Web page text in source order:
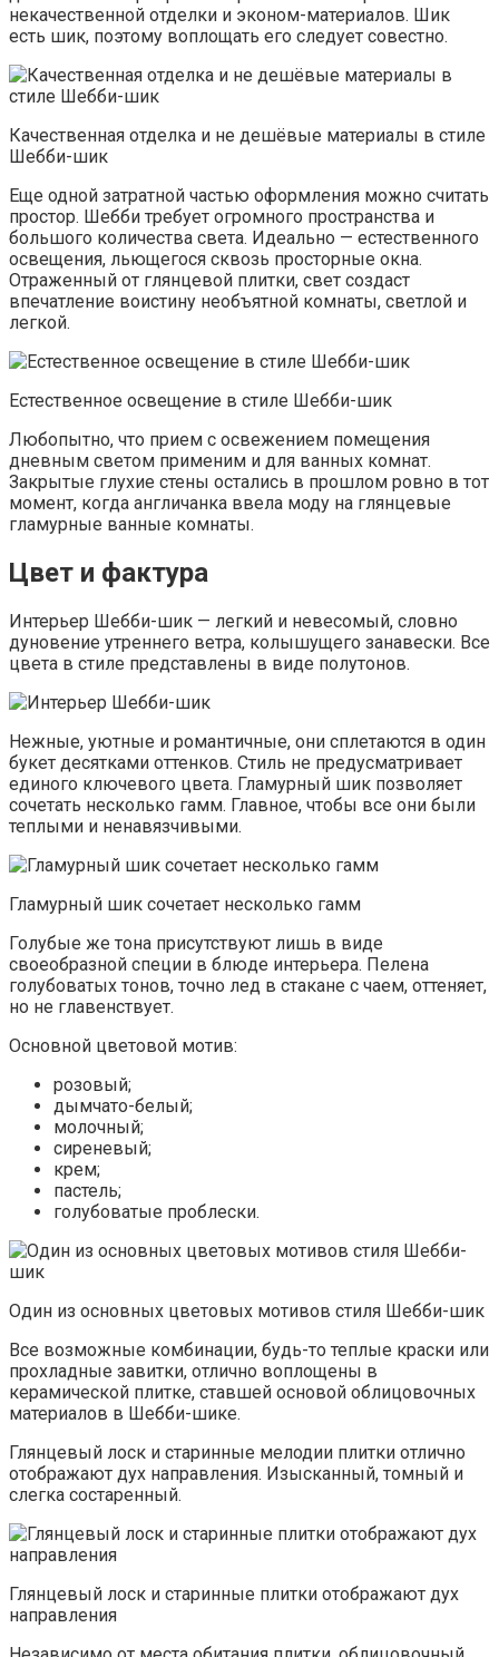
некачественной отделки и эконом-материалов. Шик
есть шик, поэтому воплощать его следует совестно.
Качественная отделка и не дешёвые материалы в стиле
Шебби-шик
Еще одной затратной частью оформления можно считать
простор. Шебби требует огромного пространства и
большого количества света. Идеально — естественного
освещения, льющегося сквозь просторные окна.
Отраженный от глянцевой плитки, свет создаст
впечатление воистину необъятной комнаты, светлой и
легкой.
Естественное освещение в стиле Шебби-шик
Любопытно, что прием с освежением помещения
дневным светом применим и для ванных комнат.
Закрытые глухие стены остались в прошлом ровно в тот
момент, когда англичанка ввела моду на глянцевые
гламурные ванные комнаты.
Цвет и фактура
Интерьер Шебби-шик — легкий и невесомый, словно
дуновение утреннего ветра, колышущего занавески. Все
цвета в стиле представлены в виде полутонов.
Нежные, уютные и романтичные, они сплетаются в один
букет десятками оттенков. Стиль не предусматривает
единого ключевого цвета. Гламурный шик позволяет
сочетать несколько гамм. Главное, чтобы все они были
теплыми и ненавязчивыми.
Гламурный шик сочетает несколько гамм
Голубые же тона присутствуют лишь в виде
своеобразной специи в блюде интерьера. Пелена
голубоватых тонов, точно лед в стакане с чаем, оттеняет,
но не главенствует.
Основной цветовой мотив:
розовый;
дымчато-белый;
молочный;
сиреневый;
крем;
пастель;
голубоватые проблески.
Один из основных цветовых мотивов стиля Шебби-шик
Все возможные комбинации, будь-то теплые краски или
прохладные завитки, отлично воплощены в
керамической плитке, ставшей основой облицовочных
материалов в Шебби-шике.
Глянцевый лоск и старинные мелодии плитки отлично
отображают дух направления. Изысканный, томный и
слегка состаренный.
Глянцевый лоск и старинные плитки отображают дух
направления